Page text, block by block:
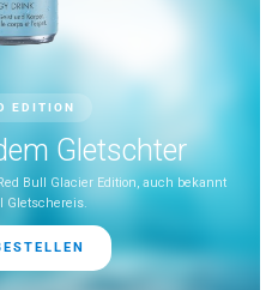
EDITION
Gletschter
Bull Glacier Edition, auch bekannt
Gletschereis.